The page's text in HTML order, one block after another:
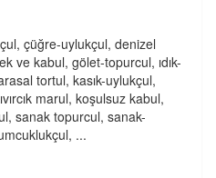
çüğre-uylukçul, denizel
ve kabul, gölet-topurcul, ıdık-
tortul, kasık-uylukçul,
marul, koşulsuz kabul,
sanak topurcul, sanak-
...